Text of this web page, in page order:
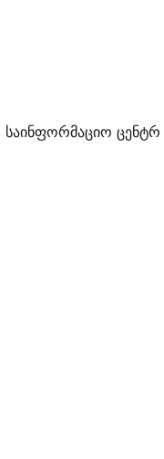
საინფორმაციო ცენტრ